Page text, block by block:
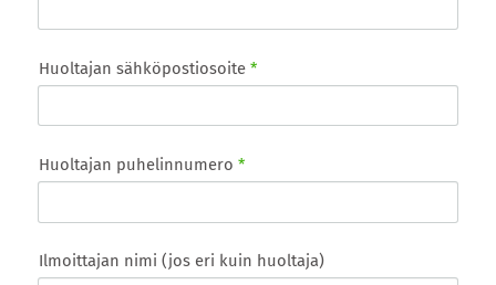
Huoltajan sähköpostiosoite *
Huoltajan puhelinnumero *
Ilmoittajan nimi (jos eri kuin huoltaja)